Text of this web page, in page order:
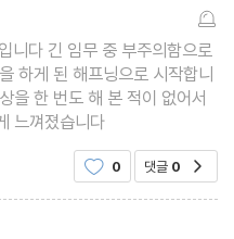
다 긴 임무 중 부주의함으로
하게 된 해프닝으로 시작합니
을 한 번도 해 본 적이 없어서
느껴졌습니다
0 댓글 0